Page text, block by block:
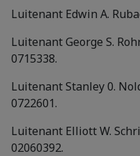
Luitenant Edwin A.
Luitenant George S.
0715338.
Luitenant Stanley 0.
0722601.
Luitenant Elliott W.
02060392.